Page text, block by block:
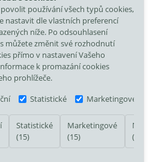
používání všech typů cookies,
nastavit dle vlastních preferencí
níže. Po odsouhlasení
můžete změnit své rozhodnutí
přímo v nastavení Vašeho
k promazání cookies
prohlížeče.
Statistické Marketingové
Statistické
(15)
Marketingové
(15)
(7)